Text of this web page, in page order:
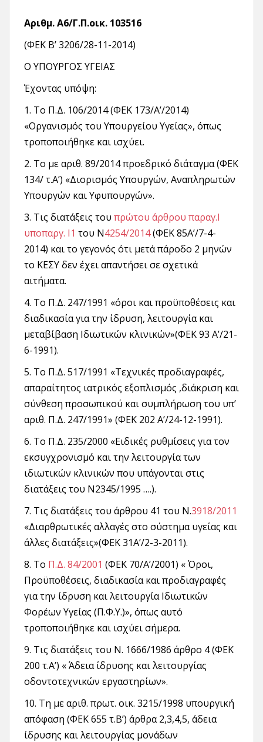
Αριθμ. Α6/Γ.Π.οικ. 103516
(ΦΕΚ Β’ 3206/28-11-2014)
Ο ΥΠΟΥΡΓΟΣ ΥΓΕΙΑΣ
Έχοντας υπόψη:
1. Το Π.Δ. 106/2014 (ΦΕΚ 173/A’/2014)
«Οργανισμός του Υπουργείου Υγείας», όπως
τροποποιήθηκε και ισχύει.
2. Το με αριθ. 89/2014 προεδρικό διάταγμα (ΦΕΚ
134/ τ.Α’) «Διορισμός Υπουργών, Αναπληρωτών
Υπουργών και Υφυπουργών».
3. Τις διατάξεις του πρώτου άρθρου παραγ.Ι
υποπαργ. Ι1 του Ν4254/2014(ΦΕΚ 85A’/7-4-
2014) και το γεγονός ότι μετά πάροδο 2 μηνών
το ΚΕΣΥ δεν έχει απαντήσει σε σχετικά
αιτήματα.
4. Το Π.Δ. 247/1991 «όροι και προϋποθέσεις και
διαδικασία για την ίδρυση, λειτουργία και
μεταβίβαση Ιδιωτικών κλινικών»(ΦΕΚ 93 A’/21-
6-1991).
5. Το Π.Δ. 517/1991 «Τεχνικές προδιαγραφές,
απαραίτητος ιατρικός εξοπλισμός ,διάκριση και
σύνθεση προσωπικού και συμπλήρωση του υπ’
αριθ. Π.Δ. 247/1991» (ΦΕΚ 202 A’/24-12-1991).
6. Το Π.Δ. 235/2000 «Ειδικές ρυθμίσεις για τον
εκσυγχρονισμό και την λειτουργία των
ιδιωτικών κλινικών που υπάγονται στις
διατάξεις του Ν2345/1995 ….).
7. Τις διατάξεις του άρθρου 41 του Ν.3918/2011
«Διαρθρωτικές αλλαγές στο σύστημα υγείας και
άλλες διατάξεις»(ΦΕΚ 31A’/2-3-2011).
8. Το Π.Δ. 84/2001 (ΦΕΚ 70/A’/2001) « Όροι,
Προϋποθέσεις, διαδικασία και προδιαγραφές
για την ίδρυση και λειτουργία Ιδιωτικών
Φορέων Υγείας (Π.Φ.Υ.)», όπως αυτό
τροποποιήθηκε και ισχύει σήμερα.
9. Τις διατάξεις του Ν. 1666/1986 άρθρο 4 (ΦΕΚ
200 τ.Α’) « Άδεια ίδρυσης και λειτουργίας
οδοντοτεχνικών εργαστηρίων».
10. Τη με αριθ. πρωτ. οικ. 3215/1998 υπουργική
απόφαση (ΦΕΚ 655 τ.Β’) άρθρα 2,3,4,5, άδεια
ίδρυσης και λειτουργίας μονάδων